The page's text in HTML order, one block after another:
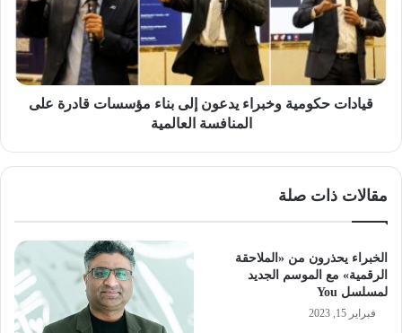
إلى
بناء
مؤسسات
قادرة
على
المنافسة
قيادات حكومية وخبراء يدعون إلى بناء مؤسسات قادرة على
المنافسة العالمية
مقالات ذات صلة
الخبراء يحذرون من «الملاحقة
الرقمية» مع الموسم الجديد
لمسلسل You
فبراير 15, 2023